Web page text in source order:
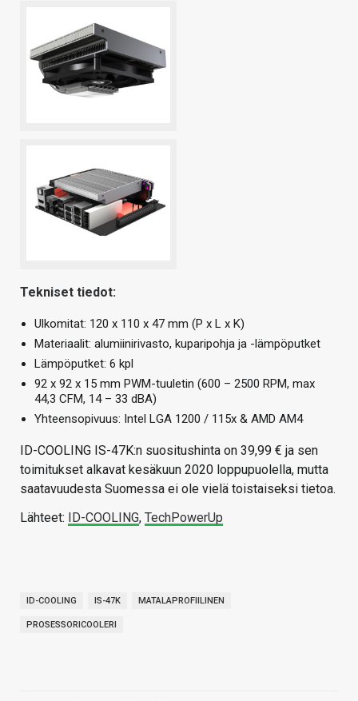
Tekniset tiedot:
Ulkomitat: 120 x 110 x 47 mm (P x L x K)
Materiaalit: alumiinirivasto, kuparipohja ja -lämpöputket
Lämpöputket: 6 kpl
92 x 92 x 15 mm PWM-tuuletin (600 – 2500 RPM, max
44,3 CFM, 14 – 33 dBA)
Yhteensopivuus: Intel LGA 1200 / 115x & AMD AM4
ID-COOLING IS-47K:n suositushinta on 39,99 € ja sen
toimitukset alkavat kesäkuun 2020 loppupuolella, mutta
saatavuudesta Suomessa ei ole vielä toistaiseksi tietoa.
Lähteet: ID-COOLING, TechPowerUp
ID-COOLING IS-47K MATALAPROFIILINEN
PROSESSORICOOLERI